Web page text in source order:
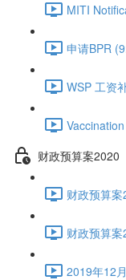
MITI
申请BPR
WSP 工资
财政预算案2020
财政预算
财政预算
2019年12